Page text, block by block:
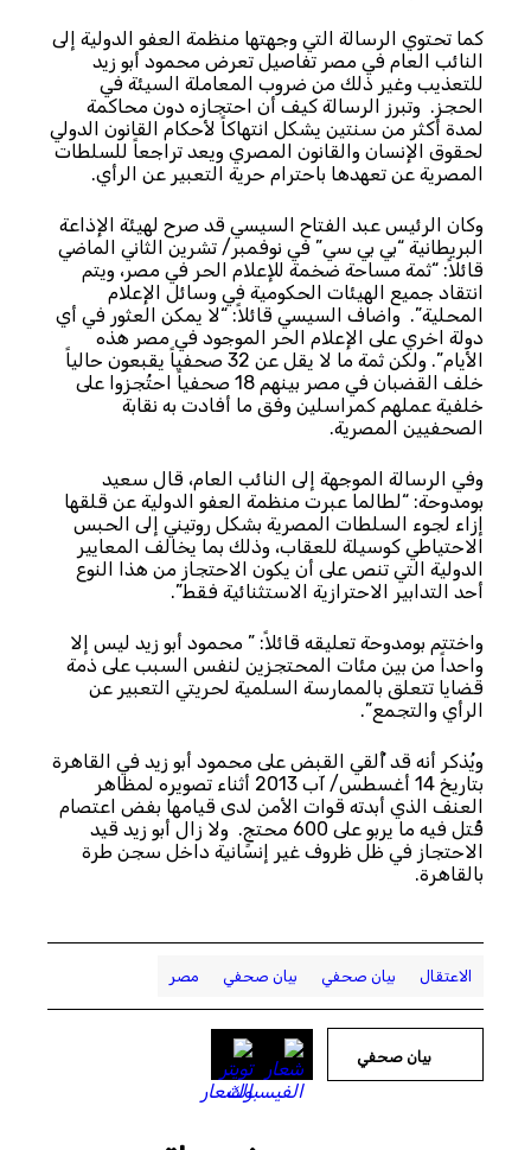
كما تحتوي الرسالة التي وجهتها منظمة العفو الدولية إلى
النائب العام في مصر تفاصيل تعرض محمود أبو زيد
للتعذيب وغير ذلك من ضروب المعاملة السيئة في
الحجز. وتبرز الرسالة كيف أن احتجازه دون محاكمة
لمدة أكثر من سنتين يشكل انتهاكاً لأحكام القانون الدولي
لحقوق الإنسان والقانون المصري ويعد تراجعاً للسلطات
المصرية عن تعهدها باحترام حرية التعبير عن الرأي.
وكان الرئيس عبد الفتاح السيسي قد صرح لهيئة الإذاعة
البريطانية “بي بي سي” في نوفمبر/ تشرين الثاني الماضي
قائلاً: “ثمة مساحة ضخمة للإعلام الحر في مصر، ويتم
انتقاد جميع الهيئات الحكومية في وسائل الإعلام
المحلية”. واضاف السيسي قائلاً: “لا يمكن العثور في أي
دولة اخري على الإعلام الحر الموجود في مصر هذه
الأيام”. ولكن ثمة ما لا يقل عن 32 صحفياً يقبعون حالياً
خلف القضبان في مصر بينهم 18 صحفياً احتُجزوا على
خلفية عملهم كمراسلين وفق ما أفادت به نقابة
الصحفيين المصرية.
وفي الرسالة الموجهة إلى النائب العام، قال سعيد
بومدوحة: “لطالما عبرت منظمة العفو الدولية عن قلقها
إزاء لجوء السلطات المصرية بشكل روتيني إلى الحبس
الاحتياطي كوسيلة للعقاب، وذلك بما يخالف المعايير
الدولية التي تنص على أن يكون الاحتجاز من هذا النوع
أحد التدابير الاحترازية الاستثنائية فقط”.
واختتم بومدوحة تعليقه قائلاً: ” محمود أبو زيد ليس إلا
واحداً من بين مئات المحتجزين لنفس السبب على ذمة
قضايا تتعلق بالممارسة السلمية لحريتي التعبير عن
الرأي والتجمع”.
ويُذكر أنه قد أُلقي القبض على محمود أبو زيد في القاهرة
بتاريخ 14 أغسطس/ آب 2013 أثناء تصويره لمظاهر
العنف الذي أبدته قوات الأمن لدى قيامها بفض اعتصام
قُتل فيه ما يربو على 600 محتجٍ. ولا زال أبو زيد قيد
الاحتجاز في ظل ظروف غير إنسانية داخل سجن طرة
بالقاهرة.
الاعتقال بيان صحفي بيان صحفي مصر
بيان صحفي